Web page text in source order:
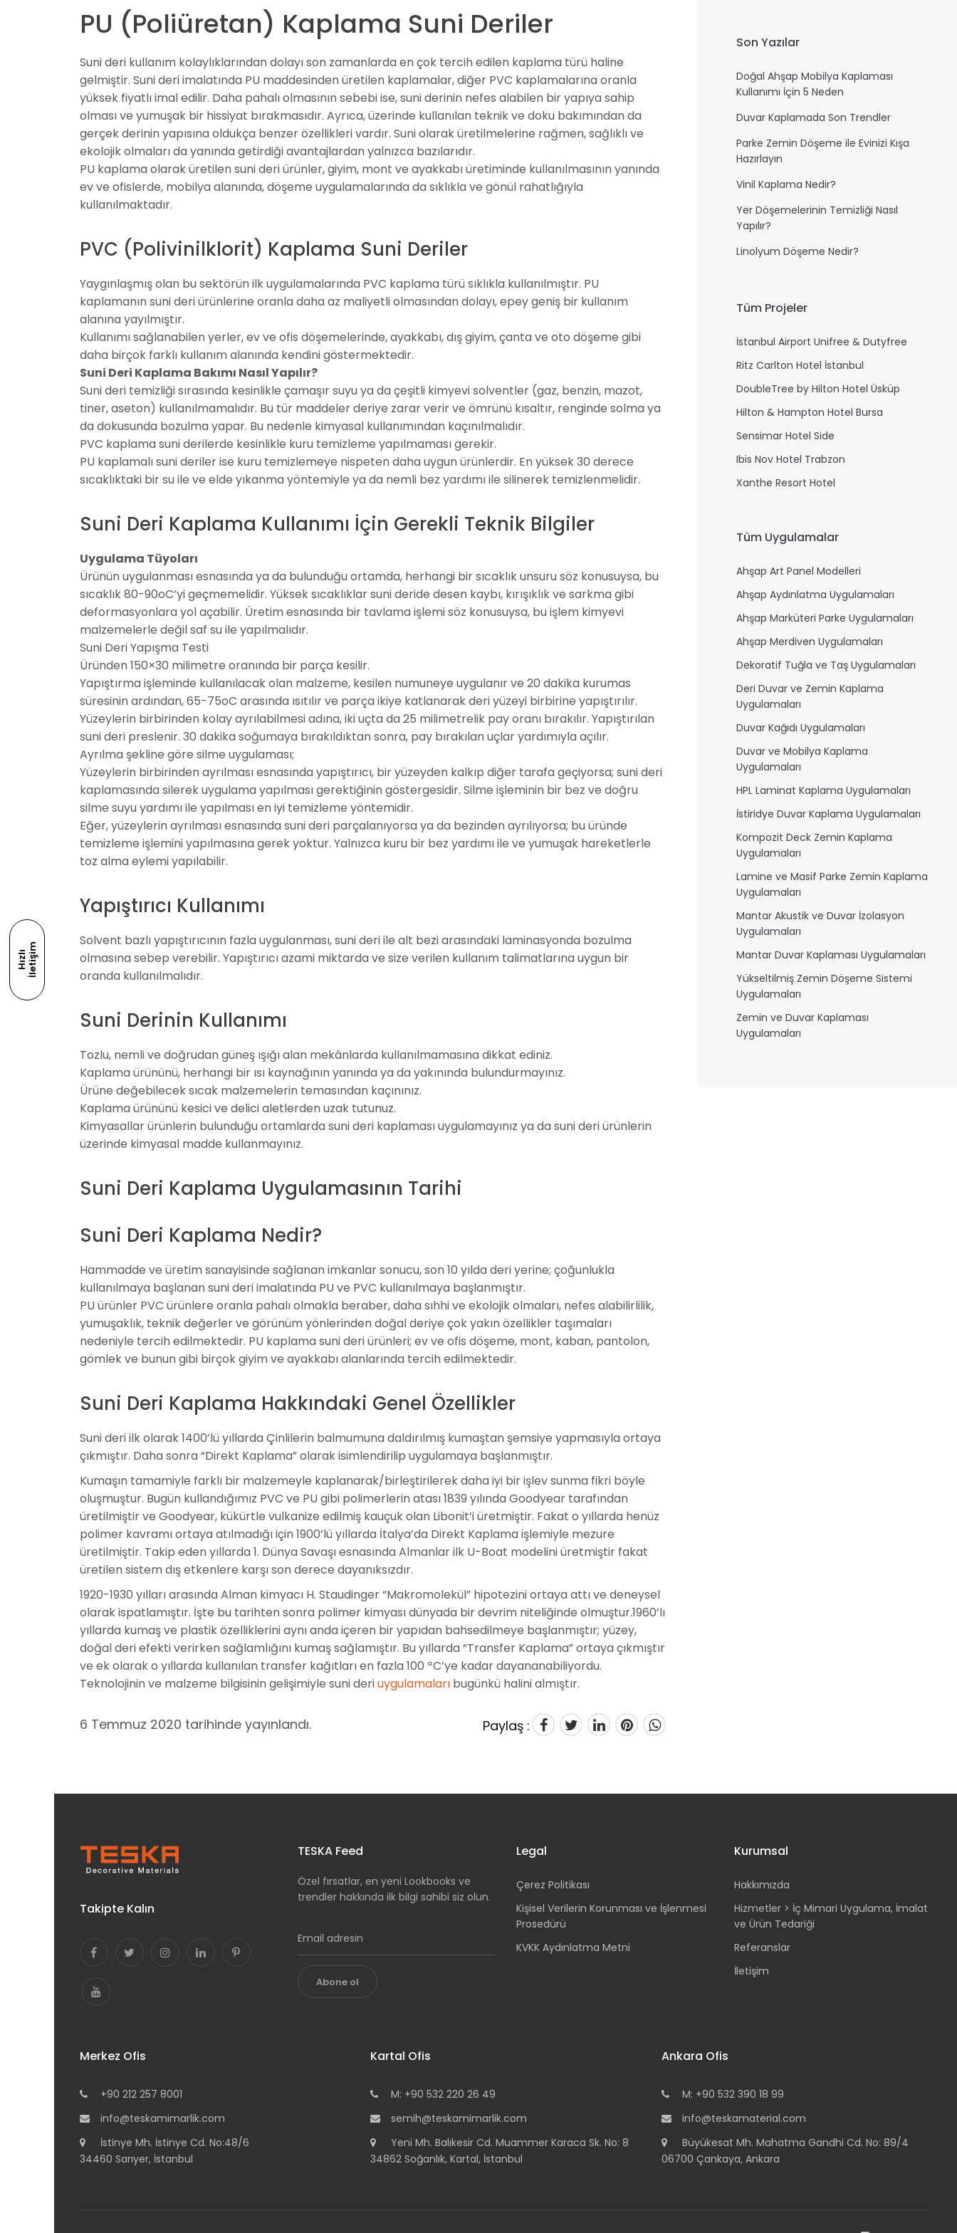
H
ı
z
l
ı
İ
l
e
t
i
ş
im
PU (Poliüretan) Kaplama Suni Deriler
Suni deri kullanım kolaylıklarından dolayı son zamanlarda en çok tercih edilen kaplama türü haline
gelmiştir. Suni deri imalatında PU maddesinden üretilen kaplamalar, diğer PVC kaplamalarına oranla
yüksek fiyatlı imal edilir. Daha pahalı olmasının sebebi ise, suni derinin nefes alabilen bir yapıya sahip
olması ve yumuşak bir hissiyat bırakmasıdır. Ayrıca, üzerinde kullanılan teknik ve doku bakımından da
gerçek derinin yapısına oldukça benzer özellikleri vardır. Suni olarak üretilmelerine rağmen, sağlıklı ve
ekolojik olmaları da yanında getirdiği avantajlardan yalnızca bazılarıdır.
PU kaplama olarak üretilen suni deri ürünler, giyim, mont ve ayakkabı üretiminde kullanılmasının yanında
ev ve ofislerde, mobilya alanında, döşeme uygulamalarında da sıklıkla ve gönül rahatlığıyla
kullanılmaktadır.
PVC (Polivinilklorit) Kaplama Suni Deriler
Yaygınlaşmış olan bu sektörün ilk uygulamalarında PVC kaplama türü sıklıkla kullanılmıştır. PU
kaplamanın suni deri ürünlerine oranla daha az maliyetli olmasından dolayı, epey geniş bir kullanım
alanına yayılmıştır.
Kullanımı sağlanabilen yerler, ev ve ofis döşemelerinde, ayakkabı, dış giyim, çanta ve oto döşeme gibi
daha birçok farklı kullanım alanında kendini göstermektedir.
Suni Deri Kaplama Bakımı Nasıl Yapılır?
Suni deri temizliği sırasında kesinlikle çamaşır suyu ya da çeşitli kimyevi solventler (gaz, benzin, mazot,
tiner, aseton) kullanılmamalıdır. Bu tür maddeler deriye zarar verir ve ömrünü kısaltır, renginde solma ya
da dokusunda bozulma yapar. Bu nedenle kimyasal kullanımından kaçınılmalıdır.
PVC kaplama suni derilerde kesinlikle kuru temizleme yapılmaması gerekir.
PU kaplamalı suni deriler ise kuru temizlemeye nispeten daha uygun ürünlerdir. En yüksek 30 derece
sıcaklıktaki bir su ile ve elde yıkanma yöntemiyle ya da nemli bez yardımı ile silinerek temizlenmelidir.
Suni Deri Kaplama Kullanımı İçin Gerekli Teknik Bilgiler
Uygulama Tüyoları
Ürünün uygulanması esnasında ya da bulunduğu ortamda, herhangi bir sıcaklık unsuru söz konusuysa, bu
sıcaklık 80-90oC’yi geçmemelidir. Yüksek sıcaklıklar suni deride desen kaybı, kırışıklık ve sarkma gibi
deformasyonlara yol açabilir. Üretim esnasında bir tavlama işlemi söz konusuysa, bu işlem kimyevi
malzemelerle değil saf su ile yapılmalıdır.
Suni Deri Yapışma Testi
Üründen 150×30 milimetre oranında bir parça kesilir.
Yapıştırma işleminde kullanılacak olan malzeme, kesilen numuneye uygulanır ve 20 dakika kurumas
süresinin ardından, 65-75oC arasında ısıtılır ve parça ikiye katlanarak deri yüzeyi birbirine yapıştırılır.
Yüzeylerin birbirinden kolay ayrılabilmesi adına, iki uçta da 25 milimetrelik pay oranı bırakılır. Yapıştırılan
suni deri preslenir. 30 dakika soğumaya bırakıldıktan sonra, pay bırakılan uçlar yardımıyla açılır.
Ayrılma şekline göre silme uygulaması;
Yüzeylerin birbirinden ayrılması esnasında yapıştırıcı, bir yüzeyden kalkıp diğer tarafa geçiyorsa; suni deri
kaplamasında silerek uygulama yapılması gerektiğinin göstergesidir. Silme işleminin bir bez ve doğru
silme suyu yardımı ile yapılması en iyi temizleme yöntemidir.
Eğer, yüzeylerin ayrılması esnasında suni deri parçalanıyorsa ya da bezinden ayrılıyorsa; bu üründe
temizleme işlemini yapılmasına gerek yoktur. Yalnızca kuru bir bez yardımı ile ve yumuşak hareketlerle
toz alma eylemi yapılabilir.
Yapıştırıcı Kullanımı
Solvent bazlı yapıştırıcının fazla uygulanması, suni deri ile alt bezi arasındaki laminasyonda bozulma
olmasına sebep verebilir. Yapıştırıcı azami miktarda ve size verilen kullanım talimatlarına uygun bir
oranda kullanılmalıdır.
Suni Derinin Kullanımı
Tozlu, nemli ve doğrudan güneş ışığı alan mekânlarda kullanılmamasına dikkat ediniz.
Kaplama ürününü, herhangi bir ısı kaynağının yanında ya da yakınında bulundurmayınız.
Ürüne değebilecek sıcak malzemelerin temasından kaçınınız.
Kaplama ürününü kesici ve delici aletlerden uzak tutunuz.
Kimyasallar ürünlerin bulunduğu ortamlarda suni deri kaplaması uygulamayınız ya da suni deri ürünlerin
üzerinde kimyasal madde kullanmayınız.
Suni Deri Kaplama Uygulamasının Tarihi
Suni Deri Kaplama Nedir?
Hammadde ve üretim sanayisinde sağlanan imkanlar sonucu, son 10 yılda deri yerine; çoğunlukla
kullanılmaya başlanan suni deri imalatında PU ve PVC kullanılmaya başlanmıştır.
PU ürünler PVC ürünlere oranla pahalı olmakla beraber, daha sıhhi ve ekolojik olmaları, nefes alabilirlilik,
yumuşaklık, teknik değerler ve görünüm yönlerinden doğal deriye çok yakın özellikler taşımaları
nedeniyle tercih edilmektedir. PU kaplama suni deri ürünleri; ev ve ofis döşeme, mont, kaban, pantolon,
gömlek ve bunun gibi birçok giyim ve ayakkabı alanlarında tercih edilmektedir.
Suni Deri Kaplama Hakkındaki Genel Özellikler
Suni deri ilk olarak 1400’lü yıllarda Çinlilerin balmumuna daldırılmış kumaştan şemsiye yapmasıyla ortaya
çıkmıştır. Daha sonra “Direkt Kaplama” olarak isimlendirilip uygulamaya başlanmıştır.
Kumaşın tamamiyle farklı bir malzemeyle kaplanarak/birleştirilerek daha iyi bir işlev sunma fikri böyle
oluşmuştur. Bugün kullandığımız PVC ve PU gibi polimerlerin atası 1839 yılında Goodyear tarafından
üretilmiştir ve Goodyear, kükürtle vulkanize edilmiş kauçuk olan Libonit’i üretmiştir. Fakat o yıllarda henüz
polimer kavramı ortaya atılmadığı için 1900’lü yıllarda İtalya’da Direkt Kaplama işlemiyle mezure
üretilmiştir. Takip eden yıllarda 1. Dünya Savaşı esnasında Almanlar ilk U-Boat modelini üretmiştir fakat
üretilen sistem dış etkenlere karşı son derece dayanıksızdır.
1920-1930 yılları arasında Alman kimyacı H. Staudinger “Makromolekül” hipotezini ortaya attı ve deneysel
olarak ispatlamıştır. İşte bu tarihten sonra polimer kimyası dünyada bir devrim niteliğinde olmuştur.1960’lı
yıllarda kumaş ve plastik özelliklerini aynı anda içeren bir yapıdan bahsedilmeye başlanmıştır; yüzey,
doğal deri efekti verirken sağlamlığını kumaş sağlamıştır. Bu yıllarda “Transfer Kaplama” ortaya çıkmıştır
ve ek olarak o yıllarda kullanılan transfer kağıtları en fazla 100 ºC’ye kadar dayananabiliyordu.
Teknolojinin ve malzeme bilgisinin gelişimiyle suni deriuygulamalarıbugünkü halini almıştır.
6 Temmuz 2020 tarihinde yayınlandı. Paylaş :
a
Son Yazılar
Doğal Ahşap Mobilya Kaplaması
Kullanımı İçin 5 Neden
Duvar Kaplamada Son Trendler
Parke Zemin Döşeme ile Evinizi Kışa
Hazırlayın
Vinil Kaplama Nedir?
Yer Döşemelerinin Temizliği Nasıl
Yapılır?
Linolyum Döşeme Nedir?
Tüm Projeler
İstanbul Airport Unifree & Dutyfree
Ritz Carlton Hotel İstanbul
DoubleTree by Hilton Hotel Üsküp
Hilton & Hampton Hotel Bursa
Sensimar Hotel Side
Ibis Nov Hotel Trabzon
Xanthe Resort Hotel
Tüm Uygulamalar
Ahşap Art Panel Modelleri
Ahşap Aydınlatma Uygulamaları
Ahşap Marküteri Parke Uygulamaları
Ahşap Merdiven Uygulamaları
Dekoratif Tuğla ve Taş Uygulamaları
Deri Duvar ve Zemin Kaplama
Uygulamaları
Duvar Kağıdı Uygulamaları
Duvar ve Mobilya Kaplama
Uygulamaları
HPL Laminat Kaplama Uygulamaları
İstiridye Duvar Kaplama Uygulamaları
Kompozit Deck Zemin Kaplama
Uygulamaları
Lamine ve Masif Parke Zemin Kaplama
Uygulamaları
MantarAkustik ve Duvar İzolasyon
Uygulamaları
MantarDuvar Kaplaması Uygulamaları
Yükseltilmiş Zemin Döşeme Sistemi
Uygulamaları
Zemin ve Duvar Kaplaması
Uygulamaları
Takipte Kalın
TESKA Feed
Özel fırsatlar, en yeni Lookbooks ve
trendler hakkında ilk bilgi sahibi siz olun.
Abone ol
Legal
Çerez Politikası
Kişisel Verilerin Korunması ve İşlenmesi
Prosedürü
KVKK Aydınlatma Metni
Kurumsal
Hakkımızda
Hizmetler > İç Mimari Uygulama, İmalat
ve Ürün Tedariği
Referanslar
İletişim
Merkez Ofis
+90 212 257 8001
info@teskamimarlik.com
İstinye Mh. İstinye Cd. No:48/6
34460 Sarıyer, İstanbul
Kartal Ofis
M: +90 532 220 26 49
semih@teskamimarlik.com
Yeni Mh. Balıkesir Cd. Muammer Karaca Sk. No: 8
34862 Soğanlık, Kartal, İstanbul
Ankara Ofis
M: +90 532 390 18 99
info@teskamaterial.com
Büyükesat Mh. Mahatma Gandhi Cd. No: 89/4
06700 Çankaya, Ankara